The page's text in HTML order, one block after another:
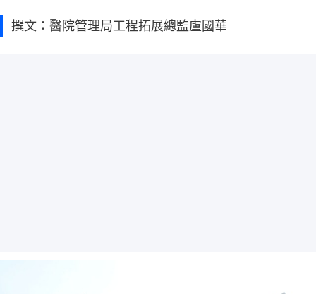
撰文：醫院管理局工程拓展總監盧國華